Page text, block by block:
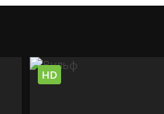
HD